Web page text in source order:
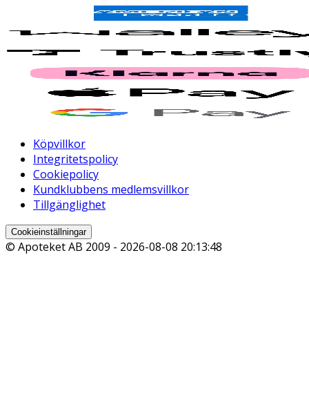
Köpvillkor
Integritetspolicy
Cookiepolicy
Kundklubbens medlemsvillkor
Tillgänglighet
Cookieinställningar
© Apoteket AB 2009 - 2026-08-08 20:13:48